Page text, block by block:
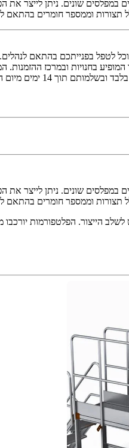
במפלסים שונים. ניתן לייצר את
תצורות וממספר חומרים בהתאם
בחנויות ובמרכז ההזמנות.
מגן אברהם 3 תל אביב.
במפלסים שונים. ניתן לייצר את
תצורות וממספר חומרים בהתאם
הייצור. הפלטפורמות יורכבו